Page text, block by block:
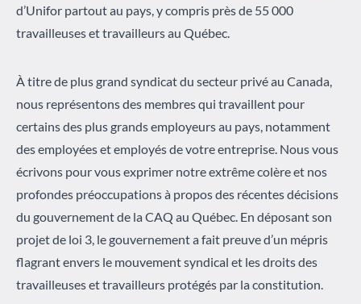
d’Unifor partout au pays, y compris près de 55 000
travailleuses et travailleurs au Québec.
À titre de plus grand syndicat du secteur privé au Canada,
nous représentons des membres qui travaillent pour
certains des plus grands employeurs au pays, notamment
des employées et employés de votre entreprise. Nous vous
écrivons pour vous exprimer notre extrême colère et nos
profondes préoccupations à propos des récentes décisions
du gouvernement de la CAQ au Québec. En déposant son
projet de loi 3, le gouvernement a fait preuve d’un mépris
flagrant envers le mouvement syndical et les droits des
travailleuses et travailleurs protégés par la constitution.